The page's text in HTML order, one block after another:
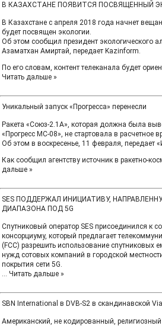
В КАЗАХСТАНЕ ПОЯВИТСЯ ПОСВЯЩЕННЫЙ
В Казахстане с апреля 2018 года начнет
будет посвящен экологии.
Об этом сообщил президент экологического
Азаматхан Амиртай, передает Kazinform.
По его словам, контент телеканала будет
Читать дальше »
Уникальный запуск «Прогресса» перенесли
Ракета «Союз-2.1А», которая должна была
«Прогресс МС-08», не стартовала в расчетное
Об этом в воскресенье, 11 февраля, передает
Как сообщил агентству источник в ракетно-
дальше »
SES ПОДДЕРЖАЛ ИНИЦИАТИВУ,
ДИАПАЗОНА ПОД 5G
Спутниковый оператор SES присоединился к
консорциуму, который предлагает
(FCC) разрешить использование спутниковых
нужд сотовых компаний в городской
покрытия сети 5G.
... Читать дальше »
SBN International в DVB-S2 в скандинавской
Американский, не кодированный,